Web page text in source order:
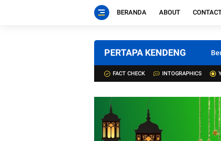
BERANDA ABOUT
PERTAPA KENDENG
FACT CHECK INTOGRAPHICS